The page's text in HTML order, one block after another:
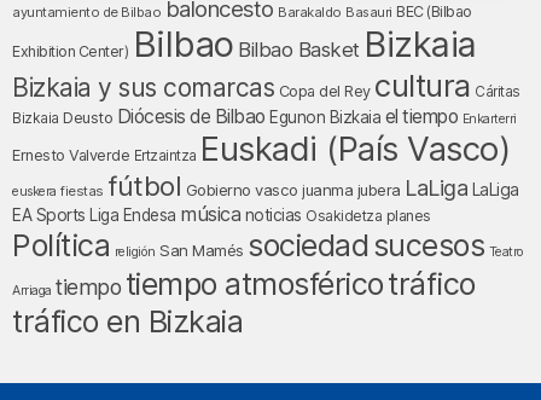
ayuntamiento de Bilbao baloncesto Barakaldo Basauri BEC (Bilbao
Exhibition Center) Bilbao Bilbao Basket Bizkaia
Bizkaia y sus comarcas Copa del Rey cultura Cáritas
Bizkaia Deusto Diócesis de Bilbao Egunon Bizkaia el tiempo Enkarterri
Ernesto Valverde Ertzaintza Euskadi (País Vasco)
euskera fiestas fútbol Gobierno vasco juanma jubera LaLiga LaLiga
EA Sports Liga Endesa música noticias Osakidetza planes
Política religión San Mamés sociedad sucesos Teatro
Arriaga tiempo tiempo atmosféricotráfico
tráfico en Bizkaia